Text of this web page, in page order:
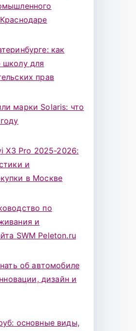
как
школу для
прав
марки Solaris: что
X3 Pro 2025-2026:
и
в Москве
по
и
SWM Peleton.ru
об автомобиле
дизайн и
основные виды,